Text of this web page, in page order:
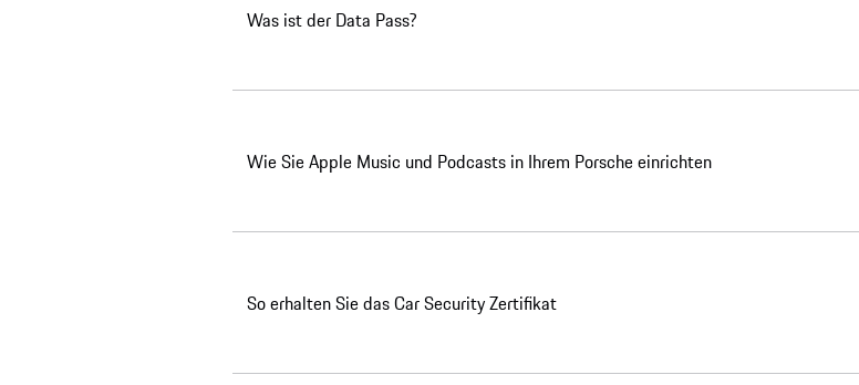
Was ist der Data Pass?
Wie Sie Apple Music und Podcasts in Ihrem Porsche einrichten
So erhalten Sie das Car Security Zertifikat